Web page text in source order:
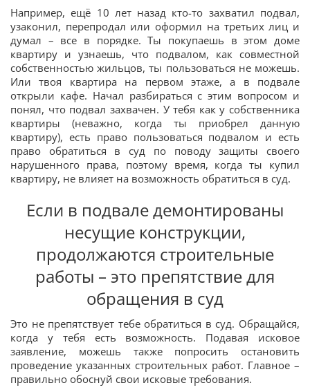
Например, ещё 10 лет назад кто-то захватил подвал,
узаконил, перепродал или оформил на третьих лиц и
думал – все в порядке. Ты покупаешь в этом доме
квартиру и узнаешь, что подвалом, как совместной
собственностью жильцов, ты пользоваться не можешь.
Или твоя квартира на первом этаже, а в подвале
открыли кафе. Начал разбираться с этим вопросом и
понял, что подвал захвачен. У тебя как у собственника
квартиры (неважно, когда ты приобрел данную
квартиру), есть право пользоваться подвалом и есть
право обратиться в суд по поводу защиты своего
нарушенного права, поэтому время, когда ты купил
квартиру, не влияет на возможность обратиться в суд.
Если в подвале демонтированы
несущие конструкции,
продолжаются строительные
работы – это препятствие для
обращения в суд
Это не препятствует тебе обратиться в суд. Обращайся,
когда у тебя есть возможность. Подавая исковое
заявление, можешь также попросить остановить
проведение указанных строительных работ. Главное –
правильно обоснуй свои исковые требования.